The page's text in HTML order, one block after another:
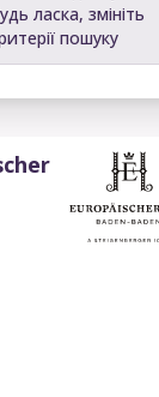
ласка, змініть
пошуку